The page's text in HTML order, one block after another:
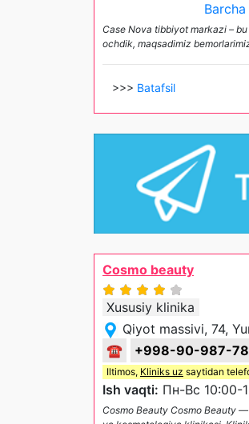
Case Nova tibbiyot markazi –
ochdik, maqsadimiz
>>> Batafsil
Cosmo beauty
Xususiy klinika
Qiyot massivi, 74,
☎
+998-90-987-
Iltimos, Kliniks uz saytidan
Ish vaqti: Пн-Вс 10:00-
Cosmo Beauty Cosmo Beauty